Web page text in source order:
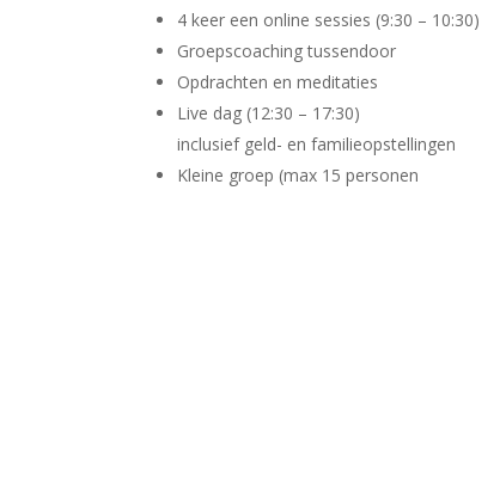
4 keer een online sessies (9:30 – 10:30)
Groepscoaching tussendoor
Opdrachten en meditaties
Live dag (12:30 – 17:30)
inclusief geld- en familieopstellingen
Kleine groep (max 15 personen